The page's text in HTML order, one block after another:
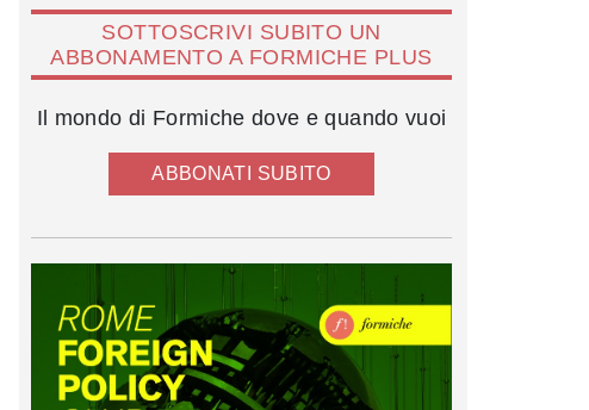
SOTTOSCRIVI SUBITO UN
ABBONAMENTO A FORMICHE PLUS
Il mondo di Formiche dove e quando vuoi
ABBONATI SUBITO